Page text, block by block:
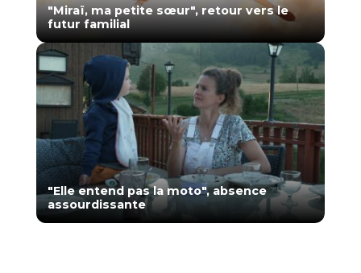
"Miraï, ma petite sœur", retour vers le
futur familial
"Elle entend pas la moto", absence
assourdissante